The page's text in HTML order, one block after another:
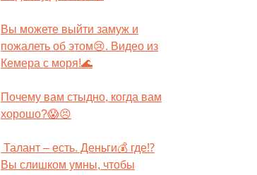
Вы можете выйти замуж и
пожалеть об этом😢. Видео из
Кемера с моря!🌊
Почему вам стыдно, когда вам
хорошо?😱😣
Талант – есть. Деньги💰 где⁉️
Вы слишком умны, чтобы